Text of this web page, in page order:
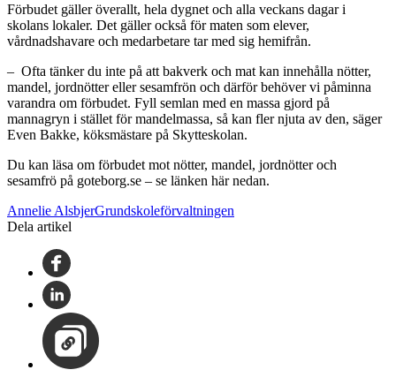
Förbudet gäller överallt, hela dygnet och alla veckans dagar i
skolans lokaler. Det gäller också för maten som elever,
vårdnadshavare och medarbetare tar med sig hemifrån.
– Ofta tänker du inte på att bakverk och mat kan innehålla nötter,
mandel, jordnötter eller sesamfrön och därför behöver vi påminna
varandra om förbudet. Fyll semlan med en massa gjord på
mannagryn i stället för mandelmassa, så kan fler njuta av den, säger
Even Bakke, köksmästare på Skytteskolan.
Du kan läsa om förbudet mot nötter, mandel, jordnötter och
sesamfrö på goteborg.se – se länken här nedan.
Annelie AlsbjerGrundskoleförvaltningen
Dela artikel